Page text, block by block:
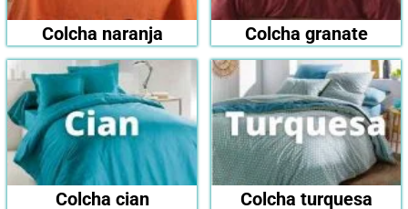
Colcha naranja Colcha granate
Colcha cian Colcha turquesa